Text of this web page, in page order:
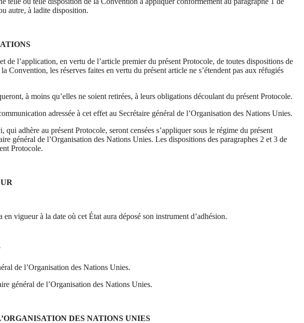
autre, à ladite disposition.
l’application, en vertu de l’article premier du présent Protocole, de toutes dispositions de
les réserves faites en vertu du présent article ne s’étendent pas aux réfugiés
à moins qu’elles ne soient retirées, à leurs obligations découlant du présent Protocole.
adressée à cet effet au Secrétaire général de l’Organisation des Nations Unies.
adhère au présent Protocole, seront censées s’appliquer sous le régime du présent
général de l’Organisation des Nations Unies. Les dispositions des paragraphes 2 et 3 de
Protocole.
vigueur à la date où cet État aura déposé son instrument d’adhésion.
de l’Organisation des Nations Unies.
général de l’Organisation des Nations Unies.
DES NATIONS UNIES